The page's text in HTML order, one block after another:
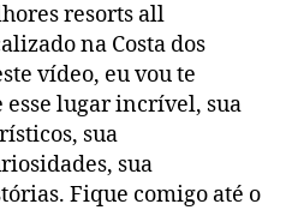
resorts all
na Costa dos
vídeo, eu vou te
esse lugar incrível, sua
sua
sua
Fique comigo até o